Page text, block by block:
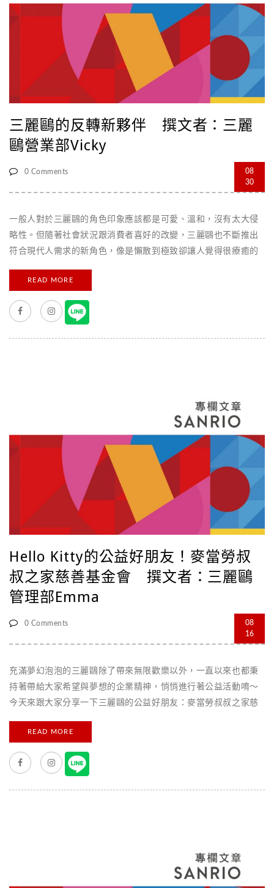
大家做個簡單的介紹。 每年到了八、九月開學季的時節，孩子
們最開心的一件事，應該就是跟爸媽去採買新學期的各式文具用
品，除了買一個可愛的三麗鷗新書包，也想增添更多的可愛文具
小物！例如，讀書的時候把課本架上粉嫩 [...]
三麗鷗的反轉新夥伴 撰文者：三麗
鷗營業部Vicky
0 Comments
08
30
一般人對於三麗鷗的角色印象應該都是可愛、溫和，沒有太大侵
略性。但隨著社會狀況跟消費者喜好的改變，三麗鷗也不斷推出
符合現代人需求的新角色，像是懶散到極致卻讓人覺得很療癒的
個讓人眼睛一亮的反轉新角色「衝吧烈子Aggretsuko」。 烈子的
角色設定是25歲的上班族OL，就像每天為了生存早出晚歸的你我
一般，在公司面對著愛指使人的機車主管及白目嘴賤的同事，種
中種種的不滿。 你今天上班是否也受了鳥氣？就讓烈子來拯救上
班族們暗黑的心吧！ 2018年四月烈子動畫影集正式上架於串流平
台Netflix，完全反應職場生態的劇情獲得來自各個國家的觀眾喜
愛。烈子在巴西與英國的最愛三麗鷗角色投票中獲得了第一名，
而在德國、法國與義大利則拿下第二，成為外國人最愛的三麗鷗
肖像之一。 [...]
READ MORE
Hello Kitty的公益好朋友！麥當勞叔
叔之家慈善基金會 撰文者：三麗鷗
管理部Emma
0 Comments
08
16
充滿夢幻泡泡的三麗鷗除了帶來無限歡樂以外，一直以來也都秉
持著帶給大家希望與夢想的企業精神，悄悄進行著公益活動唷～
今天來跟大家分享一下三麗鷗的公益好朋友：麥當勞叔叔之家慈
來，一直致力於幫助與病魔博鬥的孩子，讓孩子們和家屬更有力
量面對生命的挑戰。 從2010年開始，三麗鷗和麥當勞叔叔之家搭
起了友情的橋梁，不只打造了Hello Kitty和布丁狗兩間「活力
工作人員帶領大家一起畫三麗鷗的可愛肖像，小朋友和家屬們都
玩得不亦樂乎呢！ 鏘鏘鏘～接下來壓軸登場的就是三麗鷗大明星
READ MORE